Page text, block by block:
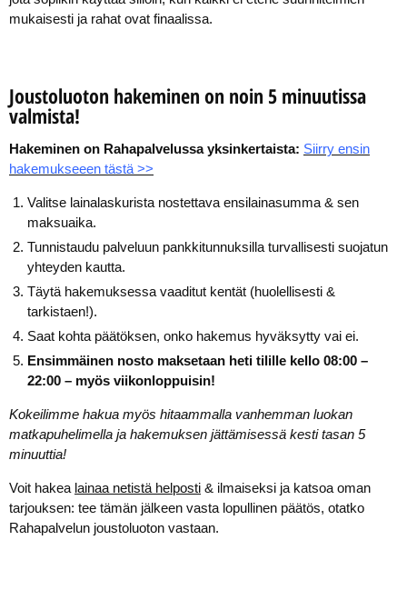
mukaisesti ja rahat ovat finaalissa.
Joustoluoton hakeminen on noin 5 minuutissa
valmista!
Hakeminen on Rahapalvelussa yksinkertaista: Siirry ensin
hakemukseeen tästä >>
Valitse lainalaskurista nostettava ensilainasumma & sen
maksuaika.
Tunnistaudu palveluun pankkitunnuksilla turvallisesti suojatun
yhteyden kautta.
Täytä hakemuksessa vaaditut kentät (huolellisesti &
tarkistaen!).
Saat kohta päätöksen, onko hakemus hyväksytty vai ei.
Ensimmäinen nosto maksetaan heti tilille kello 08:00 –
22:00 – myös viikonloppuisin!
Kokeilimme hakua myös hitaammalla vanhemman luokan
matkapuhelimella ja hakemuksen jättämisessä kesti tasan 5
minuuttia!
Voit hakea lainaa netistä helposti & ilmaiseksi ja katsoa oman
tarjouksen: tee tämän jälkeen vasta lopullinen päätös, otatko
Rahapalvelun joustoluoton vastaan.